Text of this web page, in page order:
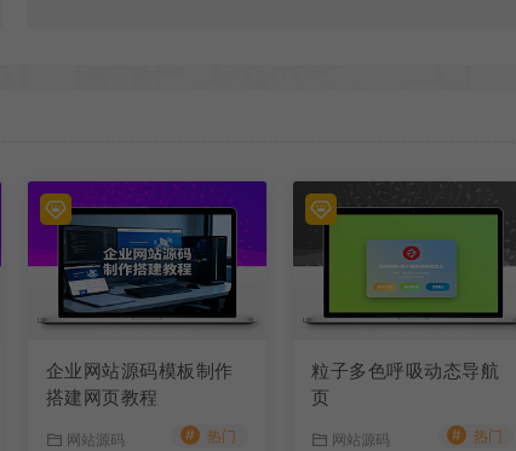
企业网站源码模板制作
搭建网页教程
网站源码 # 热门
粒子多色呼吸动态导航
页
网站源码 # 热门